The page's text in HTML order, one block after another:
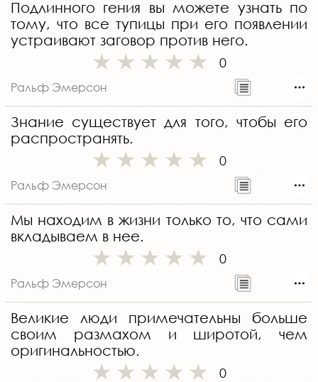
Подлинного гения вы можете узнать по
тому, что все тупицы при его появлении
устраивают заговор против него.
0
Ральф Эмерсон
Знание существует для того, чтобы его
распространять.
0
Ральф Эмерсон
Мы находим в жизни только то, что сами
вкладываем в нее.
0
Ральф Эмерсон
Великие люди примечательны больше
своим размахом и широтой, чем
оригинальностью.
0